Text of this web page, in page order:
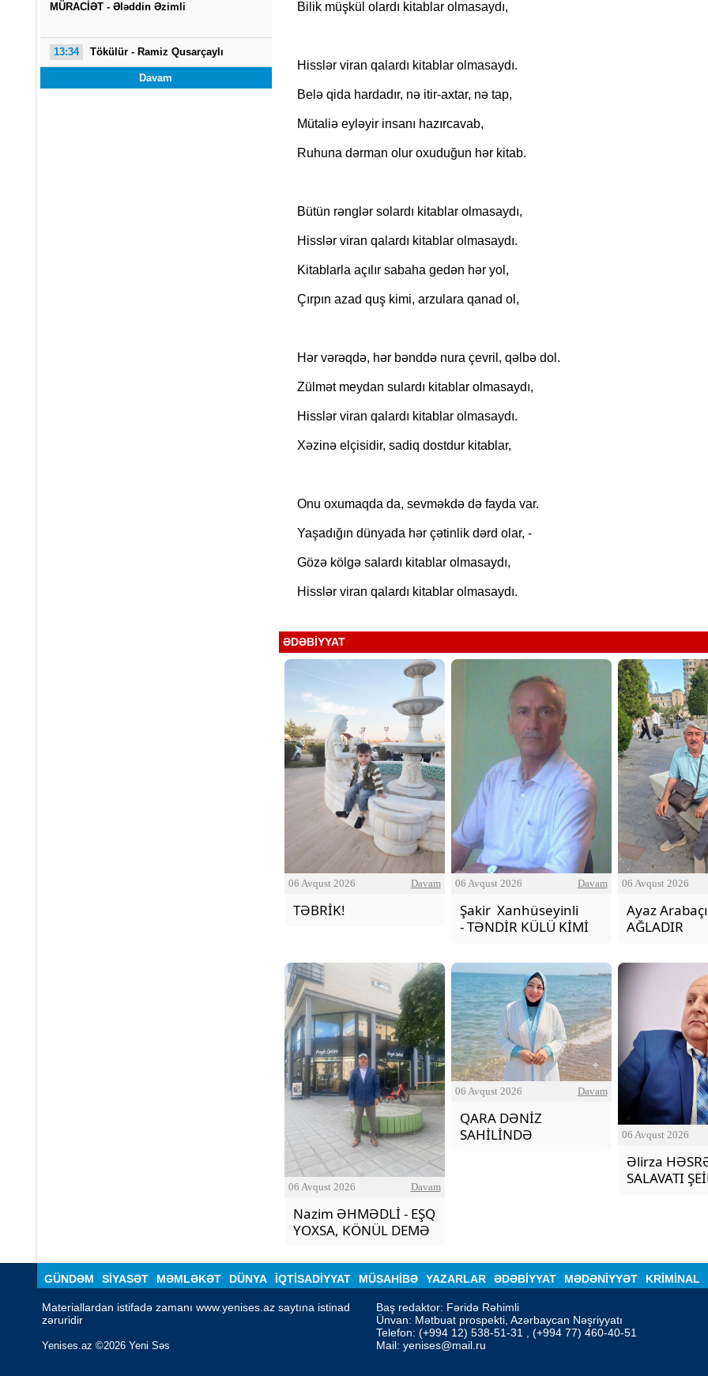
MÜRACİƏT - Ələddin Əzimli
13:34 Tökülür - Ramiz Qusarçaylı
Davam
Bilik müşkül olardı kitablar olmasaydı,
Hisslər viran qalardı kitablar olmasaydı.
Belə qida hardadır, nə itir-axtar, nə tap,
Mütaliə eyləyir insanı hazırcavab,
Ruhuna dərman olur oxuduğun hər kitab.
Bütün rənglər solardı kitablar olmasaydı,
Hisslər viran qalardı kitablar olmasaydı.
Kitablarla açılır sabaha gedən hər yol,
Çırpın azad quş kimi, arzulara qanad ol,
Hər vərəqdə, hər bənddə nura çevril, qəlbə dol.
Zülmət meydan sulardı kitablar olmasaydı,
Hisslər viran qalardı kitablar olmasaydı.
Xəzinə elçisidir, sadiq dostdur kitablar,
Onu oxumaqda da, sevməkdə də fayda var.
Yaşadığın dünyada hər çətinlik dərd olar, -
Gözə kölgə salardı kitablar olmasaydı,
Hisslər viran qalardı kitablar olmasaydı.
ƏDƏBIYYAT
06 Avqust 2026 Davam
TƏBRİK!
06 Avqust 2026 Davam
Şakir Xanhüseyinli
- TƏNDİR KÜLÜ KİMİ
06 Avqust 2026
Ayaz
AĞLADIR
06 Avqust 2026 Davam
Nazim ƏHMƏDLİ - EŞQ
YOXSA, KÖNÜL DEMƏ
06 Avqust 2026 Davam
QARA DƏNİZ
SAHİLİNDƏ
06 Avqust 2026
Əlirza
SALAVATI
GÜNDƏM SİYASƏT MƏMLƏKƏT DÜNYA İQTISADIYYAT MÜSAHİBƏ YAZARLAR ƏDƏBIYYAT MƏDƏNİYYƏT KRİMİNAL
Materiallardan istifadə zamanı www.yenises.az saytına istinad
zəruridir
Yenises.az ©2026 Yeni Səs
Baş redaktor: Fəridə Rəhimli
Ünvan: Mətbuat prospekti, Azərbaycan Nəşriyyatı
Telefon: (+994 12) 538-51-31 , (+994 77) 460-40-51
Mail: yenises@mail.ru